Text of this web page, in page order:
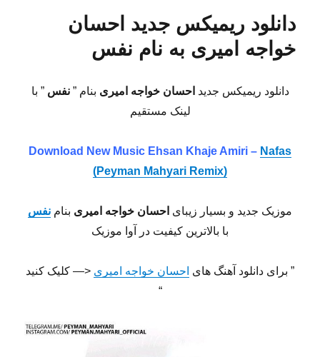
دانلود ریمیکس جدید احسان
خواجه امیری به نام نفس
دانلود ریمیکس جدید احسان خواجه امیری بنام ”نفس” با
لینک مستقیم
Download New Music Ehsan Khaje Amiri – Nafas
(Peyman Mahyari Remix)
موزیک جدید و بسیار زیبای احسان خواجه امیری بنام نفس
با بالاترین کیفیت در آوا موزیک
” برای دانلود آهنگ های احسان خواجه امیری <— کلیک کنید
“